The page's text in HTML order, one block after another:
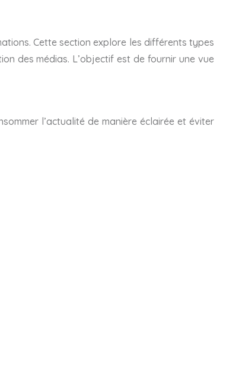
Cette section explore les différents types
des médias. L’objectif est de fournir une vue
l’actualité de manière éclairée et éviter